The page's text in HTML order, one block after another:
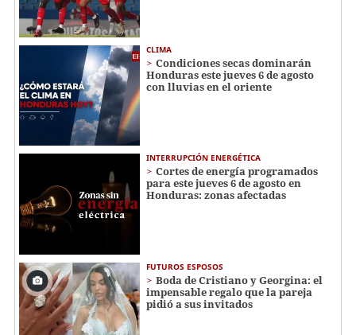
CLIMA
Condiciones secas dominarán
Honduras este jueves 6 de agosto
con lluvias en el oriente
INTERRUPCIÓN ENERGÉTICA
Cortes de energía programados
para este jueves 6 de agosto en
Honduras: zonas afectadas
FUTUROS ESPOSOS
Boda de Cristiano y Georgina: el
impensable regalo que la pareja
pidió a sus invitados